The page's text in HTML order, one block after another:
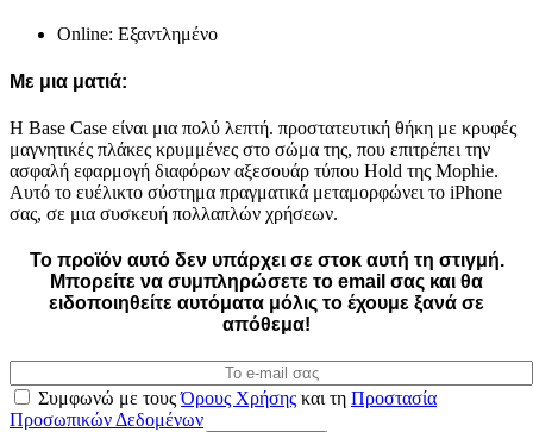
Online: Εξαντλημένο
Με μια ματιά:
Η Base Case είναι μια πολύ λεπτή. προστατευτική θήκη με κρυφές
μαγνητικές πλάκες κρυμμένες στο σώμα της, που επιτρέπει την
ασφαλή εφαρμογή διαφόρων αξεσουάρ τύπου Hold της Mophie.
Αυτό το ευέλικτο σύστημα πραγματικά μεταμορφώνει το iPhone
σας, σε μια συσκευή πολλαπλών χρήσεων.
Το προϊόν αυτό δεν υπάρχει σε στοκ αυτή τη στιγμή.
Mπορείτε να συμπληρώσετε το email σας και θα
ειδοποιηθείτε αυτόματα μόλις το έχουμε ξανά σε
απόθεμα!
Συμφωνώ με τουςΌρους Χρήσης και τη Προστασία
Προσωπικών Δεδομένων